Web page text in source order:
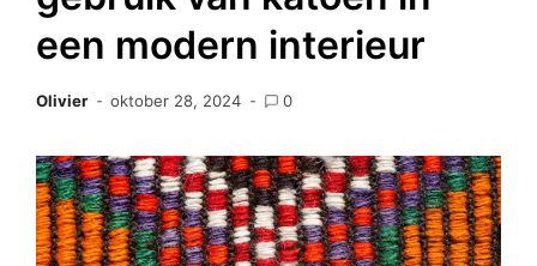
een modern interieur
Olivier oktober 28, 2024 0